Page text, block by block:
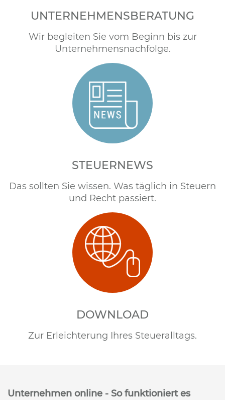
UNTERNEHMENSBERATUNG
Wir begleiten Sie vom Beginn bis zur
Unternehmensnachfolge.
STEUERNEWS
Das sollten Sie wissen. Was täglich in Steuern
und Recht passiert.
DOWNLOAD
Zur Erleichterung Ihres Steueralltags.
Unternehmen online - So funktioniert es